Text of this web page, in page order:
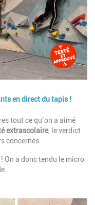
en direct du tapis !
tout ce qu’on a aimé
extrascolaire, le verdict
concernés.
On a donc tendu le micro